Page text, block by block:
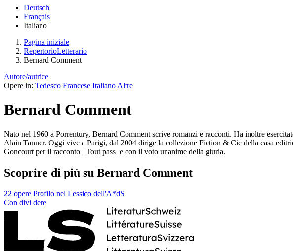
Deutsch
Français
Italiano
Pagina iniziale
RepertorioLetterario
Bernard Comment
Autore/autrice
Opere in: Tedesco Francese Italiano Altre
Bernard Comment
Nato nel 1960 a Porrentury, Bernard Comment scrive romanzi e racconti. Ha inoltre
Alain Tanner. Oggi vive a Parigi, dal 2004 dirige la collezione Fiction & Cie della casa
Goncourt per il racconto _Tout pass_e con il voto unanime della giuria.
Scoprire di più su Bernard Comment
22 opere Profilo nel Lessico dell'A*dS
Con divi dere